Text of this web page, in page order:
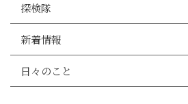
探検隊
新着情報
日々のこと